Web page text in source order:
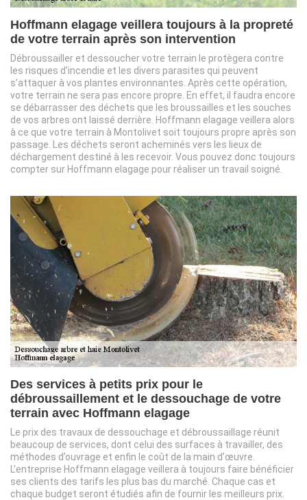
Hoffmann elagage veillera toujours à la propreté
de votre terrain après son intervention
Débroussailler et dessoucher votre terrain le protègera contre
les risques d’incendie et les divers parasites qui peuvent
s’attaquer à vos plantes environnantes. Après cette opération,
votre terrain ne sera pas encore propre. En effet, il faudra encore
se débarrasser des déchets que les broussailles et les souches
de vos arbres ont laissé derrière. Hoffmann elagage veillera alors
à ce que votre terrain à Montolivet soit toujours propre après son
passage. Les déchets seront acheminés vers les lieux de
déchargement destiné à les recevoir. Vous pouvez donc toujours
compter sur Hoffmann elagage pour réaliser un travail soigné.
Des services à petits prix pour le
débroussaillement et le dessouchage de votre
terrain avec Hoffmann elagage
Le prix des travaux de dessouchage et débroussaillage réunit
beaucoup de services, dont celui des surfaces à travailler, des
méthodes d’ouvrage et enfin le coût de la main d’œuvre.
L’entreprise Hoffmann elagage veillera à toujours faire bénéficier
ses clients des tarifs les plus bas du marché. Chaque cas et
chaque budget seront étudiés afin de fournir les meilleurs prix.